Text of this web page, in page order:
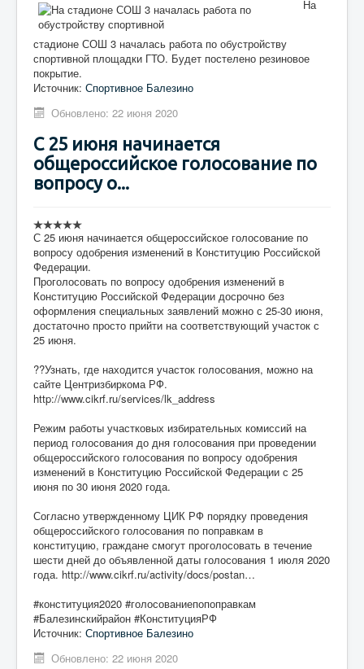
На
стадионе СОШ 3 началась работа по обустройству
спортивной площадки ГТО. Будет постелено резиновое
покрытие.
Источник: Спортивное Балезино
Обновлено: 22 июня 2020
С 25 июня начинается
общероссийское голосование по
вопросу о...
С 25 июня начинается общероссийское голосование по
вопросу одобрения изменений в Конституцию Российской
Федерации.
Проголосовать по вопросу одобрения изменений в
Конституцию Российской Федерации досрочно без
оформления специальных заявлений можно с 25-30 июня,
достаточно просто прийти на соответствующий участок с
25 июня.
??Узнать, где находится участок голосования, можно на
сайте Центризбиркома РФ.
http://www.cikrf.ru/services/lk_address
Режим работы участковых избирательных комиссий на
период голосования до дня голосования при проведении
общероссийского голосования по вопросу одобрения
изменений в Конституцию Российской Федерации с 25
июня по 30 июня 2020 года.
Согласно утвержденному ЦИК РФ порядку проведения
общероссийского голосования по поправкам в
конституцию, граждане смогут проголосовать в течение
шести дней до объявленной даты голосования 1 июля 2020
года. http://www.cikrf.ru/activity/docs/postan…
#конституция2020 #голосованиепопоправкам
#Балезинскийрайон #КонституцияРФ
Источник: Спортивное Балезино
Обновлено: 22 июня 2020